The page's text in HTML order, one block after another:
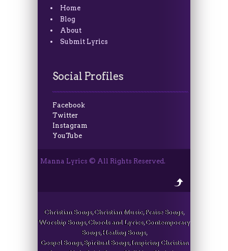
Home
Blog
About
Submit Lyrics
Social Profiles
Facebook
Twitter
Instagram
YouTube
Manna Lyrics © All Rights Reserved.
Christian Songs, Christian Music, Praise Songs,
Worship Songs, Chords and Lyrics, Contemporary
Songs, Healing Songs,
Gospel Songs, Spiritual Songs, Inspiring Christian